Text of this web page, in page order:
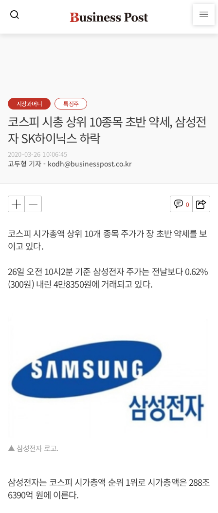
시장과머니 특징주
코스피 시총 상위 10종목 초반 약세, 삼성전
자 SK하이닉스 하락
2020-03-26 10:06:45
고두형 기자 - kodh@businesspost.co.kr
0
코스피 시가총액 상위 10개 종목 주가가 장 초반 약세를 보
이고 있다.
26일 오전 10시2분 기준 삼성전자 주가는 전날보다 0.62%
(300원) 내린 4만8350원에 거래되고 있다.
▲ 삼성전자 로고.
삼성전자는 코스피 시가총액 순위 1위로 시가총액은 288조
6390억 원에 이른다.